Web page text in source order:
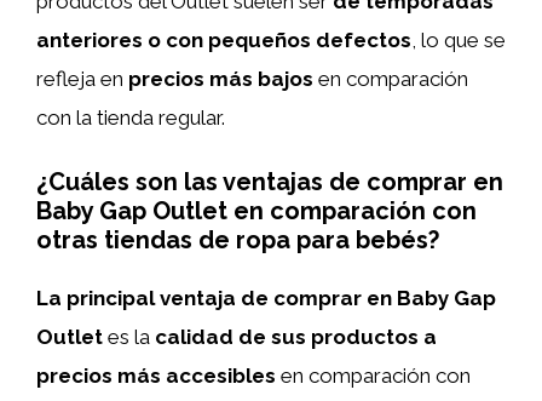
anteriores o con pequeños defectos , lo que se
refleja en precios más bajos en comparación
con la tienda regular.
¿Cuáles son las ventajas de comprar en
Baby Gap Outlet en comparación con
otras tiendas de ropa para bebés?
La principal ventaja de comprar en Baby Gap
Outlet es la calidad de sus productos a
precios más accesibles en comparación con